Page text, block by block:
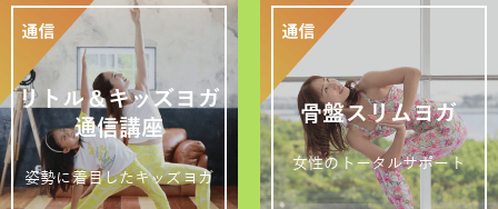
リトル＆キッズヨガ
通信講座
姿勢に着目したキッズヨガ
骨盤スリムヨガ
女性のトータルサポート